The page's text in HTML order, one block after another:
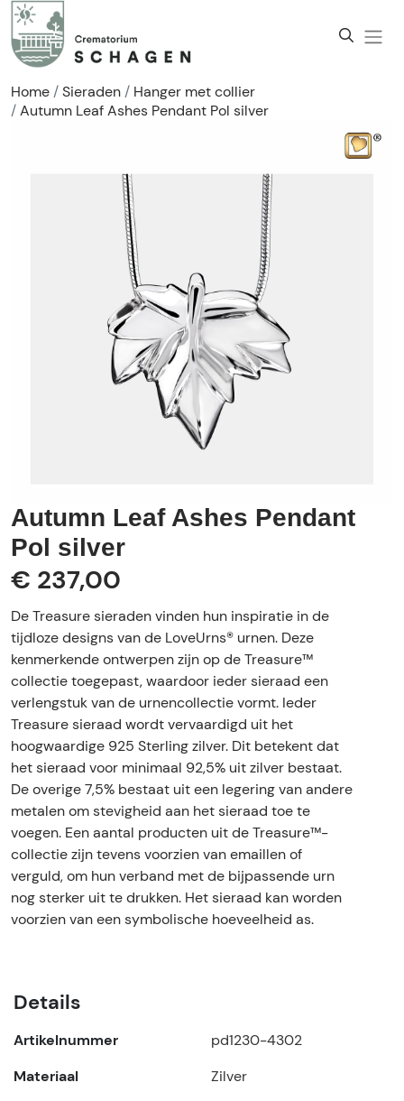
Home Sieraden
Hanger met collier
Autumn Leaf Ashes Pendant Pol silver
Autumn Leaf Ashes Pendant
Pol silver
€ 237,00
De Treasure sieraden vinden hun inspiratie in de
tijdloze designs van de LoveUrns® urnen. Deze
kenmerkende ontwerpen zijn op de Treasure™
collectie toegepast, waardoor ieder sieraad een
verlengstuk van de urnencollectie vormt. Ieder
Treasure sieraad wordt vervaardigd uit het
hoogwaardige 925 Sterling zilver. Dit betekent dat
het sieraad voor minimaal 92,5% uit zilver bestaat.
De overige 7,5% bestaat uit een legering van andere
metalen om stevigheid aan het sieraad toe te
voegen. Een aantal producten uit de Treasure™-
collectie zijn tevens voorzien van emaillen of
verguld, om hun verband met de bijpassende urn
nog sterker uit te drukken. Het sieraad kan worden
voorzien van een symbolische hoeveelheid as.
Details
Artikelnummer
pd1230-4302
Materiaal
Zilver